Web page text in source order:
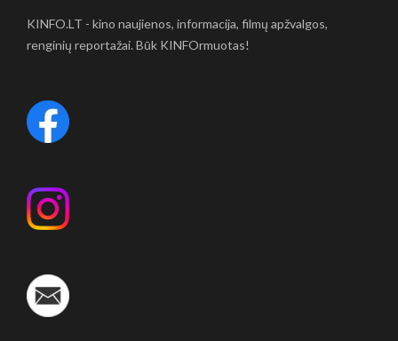
KINFO.LT - kino naujienos, informacija, filmų apžvalgos,
renginių reportažai. Būk KINFOrmuotas!